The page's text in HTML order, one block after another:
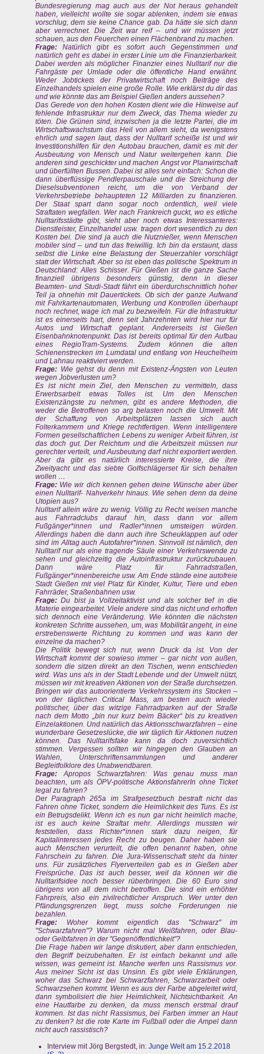
Bundesregierung mag auch aus der Not heraus gehandelt
haben, vielleicht wollte sie sogar ablenken, indem sie etwas
vorschlug, dem sie keine Chance gab. Da hätte sie sich dann
aber verrechnet. Die Zeit war reif – und wir müssen jetzt
schauen, aus den Feuerchen einen Flächenbrand zu machen.
Frage: Natürlich gibt es sofort auch Gegenstimmen und
natürlich geht es dabei in erster Linie um die Finanzierbarkeit.
Dabei werden als möglicher Finanzier eines Nulltarif nur die
Fahrgäste per Umlade oder die öffentliche Hand erwähnt.
Weder Jobtickets der Privatwirtschaft noch Beiträge des
Einzelhandels spielen eine große Rolle. Wie erklärst du dir das
und wie könnte das am Beispiel Gießen anders aussehen?
Das Gerede von den hohen Kosten dient wie die Hinweise auf
fehlende Infrastruktur nur dem Zweck, das Thema wieder zu
töten. Die Grünen sind, inzwischen ja die letzte Partei, die im
Wirtschaftswachstum das Heil von allem sieht, da wenigstens
ehrlich und sagen laut, dass der Nulltarif scheiße ist und wir
Investitionshilfen für den Autobau brauchen, damit es mit der
Ausbeutung von Mensch und Natur weitergehen kann. Die
anderen sind geschickter und machen Angst vor Planwirtschaft
und überfüllten Bussen. Dabei ist alles sehr einfach: Schon die
dann überflüssige Pendlerpauschale und die Streichung der
Dieselsubventionen reicht, um die von Verband der
Verkehrsbetriebe behaupteten 12 Milliarden zu finanzieren.
Der Staat spart dann sogar noch ordentlich, weil viele
Straftaten wegfallen. Wer nach Frankreich guckt, wo es etliche
Nulltarifsstädte gibt, sieht aber noch etwas Interessanteres:
Dienstleister, Einzelhandel usw. tragen dort wesentlich zu den
Kosten bei. Die sind ja auch die Nutznießer, wenn Menschen
mobiler sind – und tun das freiwillig. Ich bin da erstaunt, dass
selbst die Linke eine Belastung der Steuerzahler vorschlägt
statt der Wirtschaft. Aber so ist eben das politische Spektrum in
Deutschland: Alles Schisser. Für Gießen ist die ganze Sache
finanziell übrigens besonders günstig, denn in dieser
Beamten- und Studi-Stadt fährt ein überdurchschnittlich hoher
Teil ja ohnehin mit Dauertickets. Ob sich der ganze Aufwand
mit Fahrkartenautomaten, Werbung und Kontrollen überhaupt
noch rechnet, wage ich mal zu bezweifeln. Für die Infrastruktur
ist es einerseits hart, denn seit Jahrzehnten wird hier nur für
Autos und Wirtschaft geplant. Andererseits ist Gießen
Eisenbahnknotenpunkt. Das ist bereits optimal für den Aufbau
eines RegioTram-Systems. Zudem können die alten
Schienenstrecken im Lumdatal und entlang von Heuchelheim
und Lahnau reaktiviert werden.
Frage: Wie gehst du denn mit Existenz-Ängsten von Leuten
wegen Jobverlusten um?
Es ist nicht mein Ziel, den Menschen zu vermitteln, dass
Erwerbsarbeit etwas Tolles ist. Um den Menschen
Existenzängste zu nehmen, gibt es andere Methoden, die
weder die Betroffenen so arg belasten noch die Umwelt. Mit
der Schaffung von Arbeitsplätzen lassen sich auch
Folterkammern und Kriege rechtfertigen. Wenn intelligentere
Formen gesellschaftlichen Lebens zu weniger Arbeit führen, ist
das doch gut. Der Reichtum und die Arbeitszeit müssen nur
gerechter verteilt, und Ausbeutung darf nicht exportiert werden.
Aber da gibt es natürlich interessierte Kreise, die ihre
Zweityacht und das siebte Golfschlägerset für sich behalten
wollen …
Frage: Wie wir dich kennen gehen deine Wünsche aber über
einen Nulltarif- Nahverkehr hinaus. Wie sehen denn da deine
Utopien aus?
Nulltarif allein wäre zu wenig. Völlig zu Recht weisen manche
aus Fahrradclubs darauf hin, dass dann vor allem
Fußgänger*innen und Radler*innen umsteigen würden.
Allerdings haben die dann auch ihre Scheuklappen auf oder
sind im Alltag auch Autofahrer*innen. Sinnvoll ist nämlich, den
Nulltarif nur als eine tragende Säule einer Verkehrswende zu
sehen und gleichzeitig die Autoinfrastruktur zurückzubauen.
Dann wäre Platz für Fahrradstraßen,
Fußgänger*innenbereiche usw. Am Ende stände eine autofreie
Stadt Gießen mit viel Platz für Kinder, Kultur, Tiere und eben
Fahrräder, Straßenbahnen usw.
Frage: Du bist ja Vollzeitaktivist und als solcher tief in die
Materie eingearbeitet. Viele andere sind das nicht und erhoffen
sich dennoch eine Veränderung. Wie könnten die nächsten
konkreten Schritte aussehen, um, was Mobilität angeht, in eine
erstrebenswerte Richtung zu kommen und was kann der
einzelne da machen?
Die Politik bewegt sich nur, wenn Druck da ist. Von der
Wirtschaft kommt der sowieso immer – gar nicht von außen,
sondern die sitzen direkt an den Tischen, wenn entschieden
wird. Was uns als in der Stadt Lebende und der Umwelt nützt,
müssen wir mit kreativen Aktionen von der Straße durchsetzen.
Bringen wir das autoorientierte Verkehrssystem ins Stocken –
von der täglichen Critical Mass, am besten auch wieder
politischer, über das witzige Fahrradparken auf der Straße
nach dem Motto „bin nur kurz beim Bäcker“ bis zu kreativen
Einzelaktionen. Und natürlich das Aktionsschwarzfahren – eine
wunderbare Gesetzeslücke, die wir täglich für Aktionen nutzen
können. Das Nulltarifsfake kann da doch zuversichtlich
stimmen. Vergessen sollten wir hingegen den Glauben an
Wahlen, Unterschriftensammlungen und anderer
Begleitfolklore des Unabwendbaren.
Frage: Apropos Schwarzfahren: Was genau muss man
beachten, um als ÖPV-politische AktionsfahrerIn ohne Ticket
legal zu fahren?
Der Paragraph 265a im Strafgesetzbuch bestraft nicht das
Fahren ohne Ticket, sondern die Heimlichkeit des Tuns. Es ist
ein Betrugsdelikt. Wenn ich es nun gar nicht heimlich mache,
ist es auch keine Straftat mehr. Allerdings mussten wir
feststellen, dass Richter*innen stark dazu neigen, für
Kapitalinteressen jedes Recht zu beugen. Daher haben sie
auch Menschen verurteilt, die offen benannt haben, ohne
Fahrschein zu fahren. Die Jura-Wissenschaft steht da hinter
uns. Für zusätzliches Flyerverteilen gab es in Gießen aber
Freisprüche. Das ist auch besser, weil da können wir die
Nulltarifsidee noch besser rüberbringen. Die 60 Euro sind
übrigens von all dem nicht betroffen. Die sind ein erhöhter
Fahrpreis, also ein zivilrechtlicher Anspruch. Wer unter den
Pfändungsgrenzen liegt, muss solche Forderungen nie
bezahlen.
Frage: Woher kommt eigentlich das "Schwarz" im
"Schwarzfahren"? Warum nicht mal Weißfahren, oder Blau-
oder Gelbfahren in der "Gegenöffentlichkeit"?
Die Frage haben wir lange diskutiert, aber dann entschieden,
den Begriff beizubehalten. Er ist einfach bekannt und alle
wissen, was gemeint ist. Manche werfen uns Rassismus vor.
Aus meiner Sicht ist das Unsinn. Es gibt viele Erklärungen,
woher das Schwarz bei Schwarzfahren, Schwarzarbeit oder
Schwarzsehen kommt. Wenn es aus der Farbe abgeleitet wird,
dann symbolisiert die hier Heimlichkeit, Nichtsichtbarkeit. An
eine Hautfarbe zu denken, da muss mensch erstmal drauf
kommen. Ist das nicht Rassismus, bei Farben immer an Haut
zu denken? Ist die rote Karte im Fußball oder die Ampel dann
nicht auch rassistisch?
Interview mit Jörg Bergstedt, in: Junge Welt am 15.2.2018